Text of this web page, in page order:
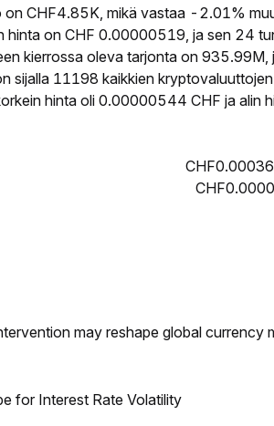
CHF4.85K, mikä vastaa -2.01%
hinta on CHF 0.00000519, ja sen 24
kierrossa oleva tarjonta on 935.99M,
sijalla 11198 kaikkien
hinta oli 0.00000544 CHF ja alin
may reshape global currency
for Interest Rate Volatility